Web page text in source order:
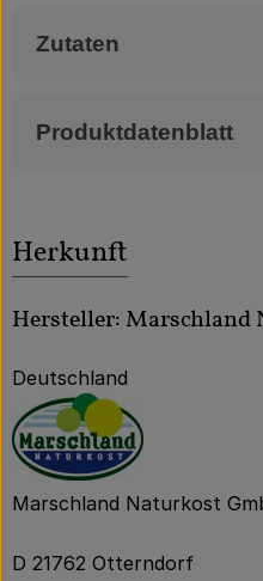
Zutaten
Produktdatenblatt
Herkunft
Hersteller: Marschland
Deutschland
Marschland Naturkost
D 21762 Otterndorf